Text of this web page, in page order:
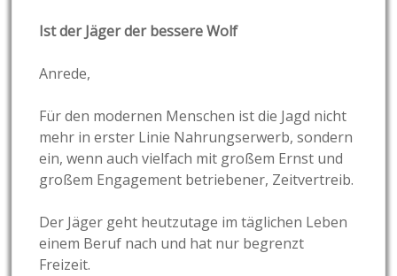
Ist der Jäger der bessere Wolf
Anrede,
Für den modernen Menschen ist die Jagd nicht
mehr in erster Linie Nahrungserwerb, sondern
ein, wenn auch vielfach mit großem Ernst und
großem Engagement betriebener, Zeitvertreib.
Der Jäger geht heutzutage im täglichen Leben
einem Beruf nach und hat nur begrenzt
Freizeit.